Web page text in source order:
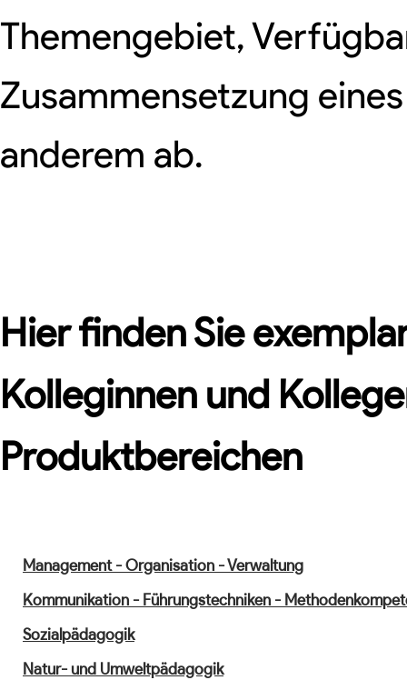
Themengebiet,
Zusammensetzung
anderem ab.
Hier finden Sie
Kolleginnen und
Produktbereichen
Management - Organisation - Verwaltung
Kommunikation - Führungstechniken -
Sozialpädagogik
Natur- und Umweltpädagogik